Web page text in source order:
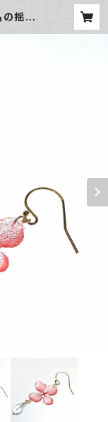
の揺れ